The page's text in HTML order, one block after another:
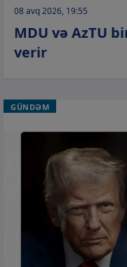
08 avq 2026, 19:55
MDU və AzTU
verir
GÜNDƏM